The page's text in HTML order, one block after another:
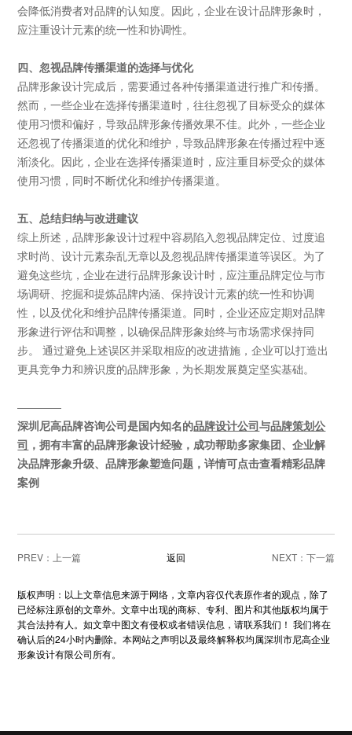
会降低消费者对品牌的认知度。因此，企业在设计品牌形象时，
应注重设计元素的统一性和协调性。
四、忽视品牌传播渠道的选择与优化
品牌形象设计完成后，需要通过各种传播渠道进行推广和传播。
然而，一些企业在选择传播渠道时，往往忽视了目标受众的媒体
使用习惯和偏好，导致品牌形象传播效果不佳。此外，一些企业
还忽视了传播渠道的优化和维护，导致品牌形象在传播过程中逐
渐淡化。因此，企业在选择传播渠道时，应注重目标受众的媒体
使用习惯，同时不断优化和维护传播渠道。
五、总结归纳与改进建议
综上所述，品牌形象设计过程中容易陷入忽视品牌定位、过度追
求时尚、设计元素杂乱无章以及忽视品牌传播渠道等误区。为了
避免这些坑，企业在进行品牌形象设计时，应注重品牌定位与市
场调研、挖掘和提炼品牌内涵、保持设计元素的统一性和协调
性，以及优化和维护品牌传播渠道。同时，企业还应定期对品牌
形象进行评估和调整，以确保品牌形象始终与市场需求保持同
步。
通过避免上述误区并采取相应的改进措施，企业可以打造出
更具竞争力和辨识度的品牌形象，为长期发展奠定坚实基础。
————
深圳尼高品牌咨询公司是国内知名的品牌设计公司与品牌策划公
司 ，拥有丰富的品牌形象设计经验，成功帮助多家集团、企业解
决品牌形象升级、品牌形象塑造问题，详情可点击查看精彩品牌
案例
PREV： NEXT：
返回
版权声明：以上文章信息来源于网络，文章内容仅代表原作者的观点，除了
已经标注原创的文章外。文章中出现的商标、专利、图片和其他版权均属于
其合法持有人。如文章中图文有侵权或者错误信息，请联系我们！ 我们将在
确认后的24小时内删除。本网站之声明以及最终解释权均属深圳市尼高企业
形象设计有限公司所有。